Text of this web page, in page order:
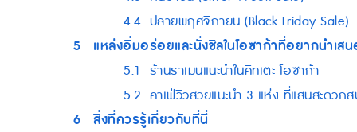
4.4 ปลายพฤศจิกายน (Black Friday Sale)
5 แหล่งอิ่มอร่อยและนั่งชิลในโอซาก้าที่อยากนำเส
5.1 ร้านราเมนแนะนำในคิทเตะ โอซาก้า
5.2 คาเฟ่วิวสวยแนะนำ 3 แห่ง ที่แสนสะดวก
6 สิ่งที่ควรรู้เกี่ยวกับที่นี่